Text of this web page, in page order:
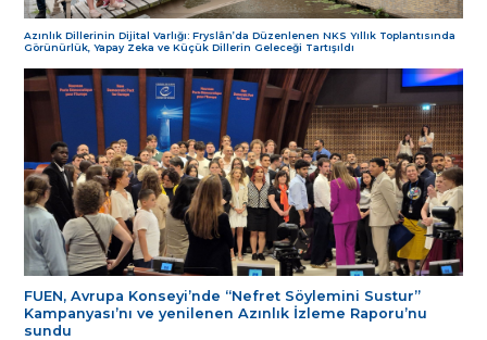
Azınlık Dillerinin Dijital Varlığı: Fryslân’da Düzenlenen NKS Yıllık Toplantısında
Görünürlük, Yapay Zeka ve Küçük Dillerin Geleceği Tartışıldı
FUEN, Avrupa Konseyi’nde “Nefret Söylemini Sustur”
Kampanyası’nı ve yenilenen Azınlık İzleme Raporu’nu
sundu